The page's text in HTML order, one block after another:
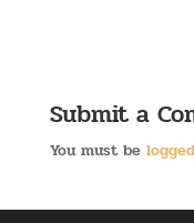
Submit a
You must be